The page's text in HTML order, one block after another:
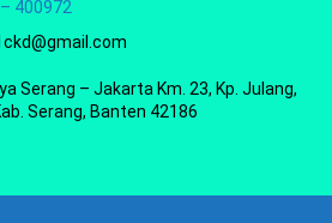
400972
Serang – Jakarta Km. 23, Kp. Julang,
Serang, Banten 42186